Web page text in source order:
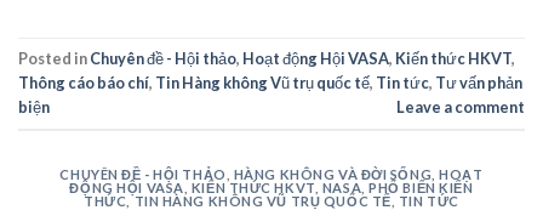
Posted inChuyên đề - Hội thảo, Hoạt động Hội VASA, Kiến thức HKVT,
Thông cáo báo chí, Tin Hàng không Vũ trụ quốc tế, Tin tức, Tư vấn phản
biện
Leave a comment
CHUYÊN ĐỀ - HỘI THẢO HÀNG KHÔNG VÀ ĐỜI SỐNG ,HOẠT
ĐỘNG HỘI VASA KIẾN THỨC HKVT NASA ,PHỔ BIẾN KIẾN
THỨC ,TIN HÀNG KHÔNG VŨ TRỤ QUỐC TẾ TIN TỨC